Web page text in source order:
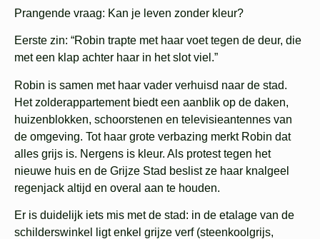
Prangende vraag: Kan je leven zonder kleur?
Eerste zin: “Robin trapte met haar voet tegen de deur, die
met een klap achter haar in het slot viel.”
Robin is samen met haar vader verhuisd naar de stad.
Het zolderappartement biedt een aanblik op de daken,
huizenblokken, schoorstenen en televisieantennes van
de omgeving. Tot haar grote verbazing merkt Robin dat
alles grijs is. Nergens is kleur. Als protest tegen het
nieuwe huis en de Grijze Stad beslist ze haar knalgeel
regenjack altijd en overal aan te houden.
Er is duidelijk iets mis met de stad: in de etalage van de
schilderswinkel ligt enkel grijze verf (steenkoolgrijs,